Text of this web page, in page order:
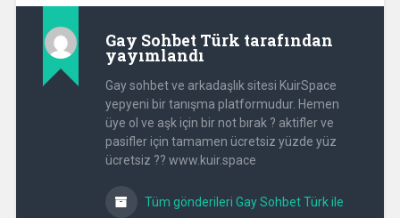
Gay Sohbet Türk tarafından
yayımlandı
Gay sohbet ve arkadaşlık sitesi KuirSpace
yepyeni bir tanışma platformudur. Hemen
üye ol ve aşk için bir not bırak ? aktifler ve
pasifler için tamamen ücretsiz yüzde yüz
ücretsiz ?? www.kuir.space
Tüm gönderileri Gay Sohbet Türk ile